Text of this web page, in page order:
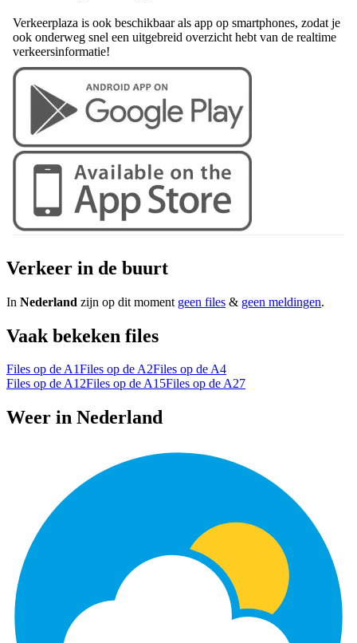
Verkeerplaza is ook beschikbaar als app op smartphones, zodat je
ook onderweg snel een uitgebreid overzicht hebt van de realtime
verkeersinformatie!
Verkeer in de buurt
In Nederland zijn op dit moment geen files & geen meldingen.
Vaak bekeken files
Files op de A1Files op de A2Files op de A4
Files op de A12Files op de A15Files op de A27
Weer in Nederland